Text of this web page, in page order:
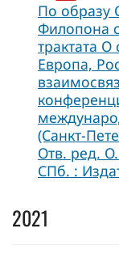
По образу
Филопона
трактата
Европа,
(Санкт-
Отв. ред.
СПб. :
2021